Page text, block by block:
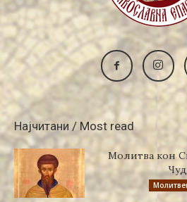
Најчитани / Most read
Молитва кон